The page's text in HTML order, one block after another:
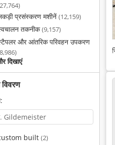
प्रसंस्करण मशीनें (12,159)
तकनीक(9,157)
और आंतरिक परिवहन उपकरण
दिखाएं
built (2)